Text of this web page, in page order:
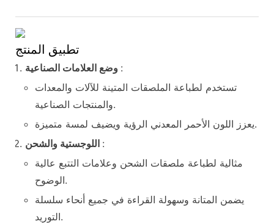
تطبيق المنتج
:
تستخدم لطباعة الملصقات المتينة للآلات والمعدات
والمنتجات الصناعية.
يعزز اللون الأحمر المعدني الرؤية ويضيف لمسة متميزة.
:
مثالية لطباعة ملصقات الشحن وعلامات التتبع عالية
الوضوح.
يضمن المتانة وسهولة القراءة في جميع أنحاء سلسلة
التوريد.